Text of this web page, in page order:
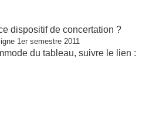
dispositif de concertation ?
du tableau, suivre le lien :